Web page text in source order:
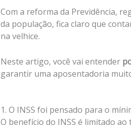
Com a reforma da Previdência,
da população, fica claro que
na velhice.
Neste artigo, você vai entender
garantir uma aposentadoria
1. O INSS foi pensado para o
O benefício do INSS é limitado ao